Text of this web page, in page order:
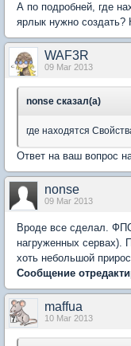
А по подробней, где
ярлык нужно создать?
WAF3R
09 Mar 2013
nonse сказал(а)
где находятся
Ответ на ваш вопрос
nonse
09 Mar 2013
Вроде все сделал.
нагруженных
хоть небольшой
Сообщение
maffua
10 Mar 2013